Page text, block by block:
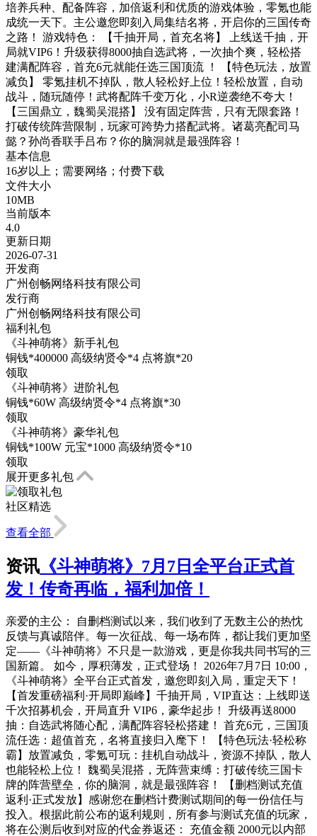
培养兵种、配备阵容，加倍返利和优质的游戏体验，零氪也能
成统一天下。主公邀您即刻入局集结名将，开启你的三国传奇
之路！ 游戏特色： 【千抽开局，首充名将】 上线送千抽，开
局就VIP6！升级获得8000抽自选武将，一次抽个爽，轻松搭
建满配阵容，首充6元就能任选三国顶流 ！ 【特色玩法，放置
减负】 零氪挂机不掉队，散人轻松好上位！轻松放置，自动
战斗，随玩随停！武将配阵千变万化，小R逆袭绝不夸大！
【三国鼎立，魏蜀吴混搭】 没有固定阵营，只有无限套路！
打破传统阵营限制，玩家可跨势力搭配武将。诸葛亮配司马
懿？孙尚香联手吕布？你的脑洞就是最强阵容！
基本信息
16岁以上；需要网络；付费下载
文件大小
10MB
当前版本
4.0
更新日期
2026-07-31
开发商
广州创畅网络科技有限公司
发行商
广州创畅网络科技有限公司
福利礼包
《斗神萌将》新手礼包
铜钱*400000 高级纳贤令*4 点将旗*20
领取
《斗神萌将》进阶礼包
铜钱*60W 高级纳贤令*4 点将旗*30
领取
《斗神萌将》豪华礼包
铜钱*100W 元宝*1000 高级纳贤令*10
领取
展开更多礼包
社区精选
查看全部
资讯 《斗神萌将》7月7日全平台正式首
发！传奇再临，福利加倍！
亲爱的主公： 自删档测试以来，我们收到了无数主公的热忱
反馈与真诚陪伴。每一次征战、每一场布阵，都让我们更加坚
定——《斗神萌将》不只是一款游戏，更是你我共同书写的三
国新篇。 如今，厚积薄发，正式登场！ 2026年7月7日 10:00，
《斗神萌将》全平台正式首发，邀您即刻入局，重定天下！
【首发重磅福利·开局即巅峰】千抽开局，VIP直达：上线即送
千次招募机会，开局直升 VIP6，豪华起步！ 升级再送8000
抽：自选武将随心配，满配阵容轻松搭建！ 首充6元，三国顶
流任选：超值首充，名将直接归入麾下！ 【特色玩法·轻松称
霸】放置减负，零氪可玩：挂机自动战斗，资源不掉队，散人
也能轻松上位！ 魏蜀吴混搭，无阵营束缚：打破传统三国卡
牌的阵营壁垒，你的脑洞，就是最强阵容！ 【删档测试充值
返利·正式发放】感谢您在删档计费测试期间的每一份信任与
投入。根据此前公布的返利规则，所有参与测试充值的玩家，
将在公测后收到对应的代金券返还： 充值金额 2000元以内部